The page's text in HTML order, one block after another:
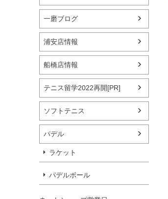
一磨ブログ
浦安店情報
船橋店情報
テニス留学2022再開[PR]
ソフトテニス
パデル
ラケット
パデルボール